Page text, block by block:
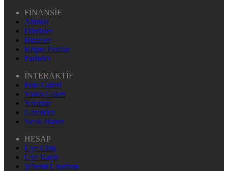
FİNANSİF
Altınlar
Dövizler
Hisseler
Kripto Paralar
Pariteler
İNTERAKTİF
Foto Galeri
Video Galeri
Yazarlar
Gazeteler
Sıcak Haber
HESAP
Üye Giriş
Üye Kayıt
Şifremi Unuttum